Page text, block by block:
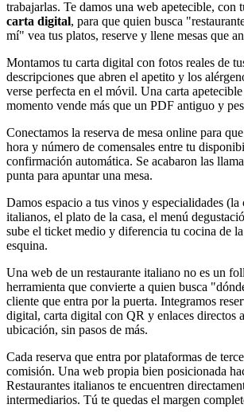
trabajarlas. Te damos una web apetecible, con
carta digital, para que quien busca
mí" vea tus platos, reserve y llene mesas que
Montamos tu carta digital con fotos reales de
descripciones que abren el apetito y los
verse perfecta en el móvil. Una carta
momento vende más que un PDF antiguo y
Conectamos la reserva de mesa online para
hora y número de comensales entre tu
confirmación automática. Se acabaron las
punta para apuntar una mesa.
Damos espacio a tus vinos y especialidades (la
italianos, el plato de la casa, el menú
sube el ticket medio y diferencia tu cocina de
esquina.
Una web de un restaurante italiano no es un
herramienta que convierte a quien busca
cliente que entra por la puerta. Integramos
digital, carta digital con QR y enlaces directos
ubicación, sin pasos de más.
Cada reserva que entra por plataformas de
comisión. Una web propia bien posicionada
Restaurantes italianos te encuentren
intermediarios. Tú te quedas el margen